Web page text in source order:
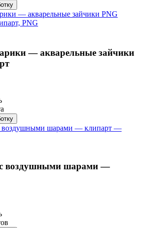
— акварельные зайчики
с воздушными шарами —